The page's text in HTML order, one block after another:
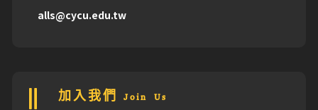
alls@cycu.edu.tw
加入我們 Join Us